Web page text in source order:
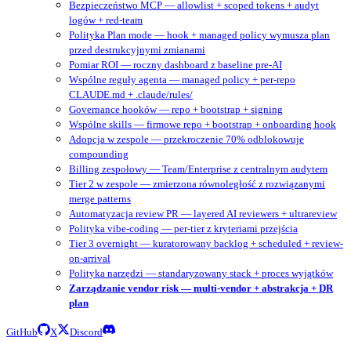
Bezpieczeństwo MCP — allowlist + scoped tokens + audyt
logów + red-team
Polityka Plan mode — hook + managed policy wymusza plan
przed destrukcyjnymi zmianami
Pomiar ROI — roczny dashboard z baseline pre-AI
Wspólne reguły agenta — managed policy + per-repo
CLAUDE.md + .claude/rules/
Governance hooków — repo + bootstrap + signing
Wspólne skills — firmowe repo + bootstrap + onboarding hook
Adopcja w zespole — przekroczenie 70% odblokowuje
compounding
Billing zespołowy — Team/Enterprise z centralnym audytem
Tier 2 w zespole — zmierzona równoległość z rozwiązanymi
merge patterns
Automatyzacja review PR — layered AI reviewers + ultrareview
Polityka vibe-coding — per-tier z kryteriami przejścia
Tier 3 overnight — kuratorowany backlog + scheduled + review-
on-arrival
Polityka narzędzi — standaryzowany stack + proces wyjątków
Zarządzanie vendor risk — multi-vendor + abstrakcja + DR
plan
GitHub X Discord